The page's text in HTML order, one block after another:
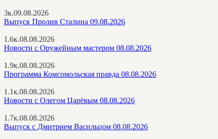
3к.09.08.2026
Выпуск Пролив Сталина 09.08.2026
1.6к.08.08.2026
Новости с Оружейным мастером 08.08.2026
1.9к.08.08.2026
Программа Комсомольская правда 08.08.2026
1.1к.08.08.2026
Новости с Олегом Царёвым 08.08.2026
1.7к.08.08.2026
Выпуск с Дмитрием Васильцом 08.08.2026